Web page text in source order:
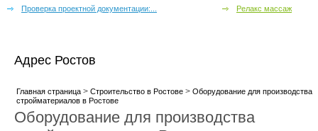
Проверка проектной документации:...
Релакс массаж
Адрес Ростов
Главная страница> Строительство в Ростове> Оборудование для производства
стройматериалов в Ростове
Оборудование для производства